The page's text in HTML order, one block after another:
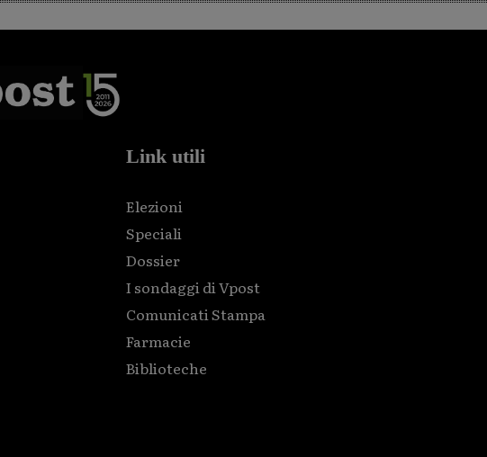
Link utili
Elezioni
Speciali
Dossier
I sondaggi di Vpost
Comunicati Stampa
Farmacie
Biblioteche